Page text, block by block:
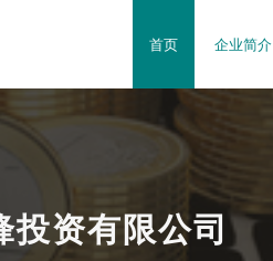
首页 企业简介
投资有限公司